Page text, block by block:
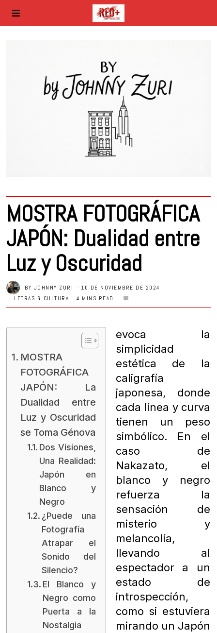
MOSTRA FOTOGRÁFICA
JAPÓN: Dualidad entre
Luz y Oscuridad
BY JOHNNY ZURI
10 DE NOVIEMBRE DE 2024
LETRAS & CULTURA
4 MINS READ
MOSTRA
FOTOGRÁFICA
JAPÓN: La
Dualidad entre
Luz y Oscuridad
se Toma Génova
Dos Visiones,
Una Realidad:
Japón en
Blanco y
Negro
¿Puede una
Fotografía
Atrapar el
Sonido del
Silencio?
El Blanco y
Negro como
Puerta a la
Nostalgia
evoca la
simplicidad
estética de la
caligrafía
japonesa, donde
cada línea y curva
tienen un peso
simbólico. En el
caso de
Nakazato, el
blanco y negro
refuerza la
sensación de
misterio y
melancolía,
llevando al
espectador a un
estado de
introspección,
como si estuviera
mirando un Japón